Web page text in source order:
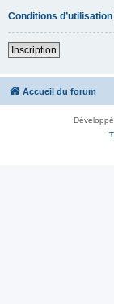
Conditions d’utilisation
Inscription
Accueil du forum